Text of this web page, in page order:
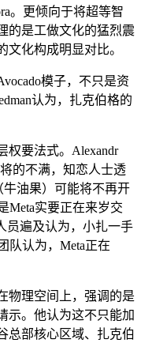
。更倾向于将超等智
的是工做文化的猛烈震
文化构成明显对比。
模子，不只是资
认为，扎克伯格的
要法式。Alexandr
的不满，知恋人士透
牛油果）可能将不再开
Meta实要正在来岁交
员遍及认为，小扎一手
队认为，Meta正在
理空间上，强调的是
示。他认为这不只能加
总部核心区域、扎克伯